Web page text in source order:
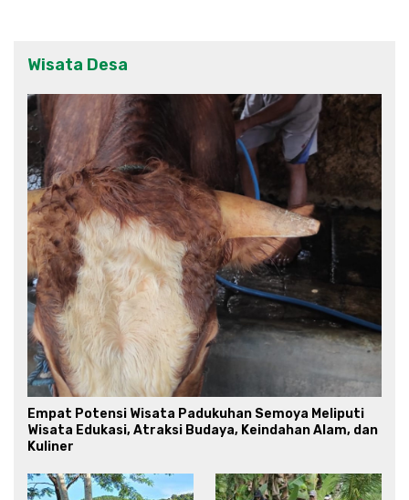
Wisata Desa
Empat Potensi Wisata Padukuhan Semoya Meliputi
Wisata Edukasi, Atraksi Budaya, Keindahan Alam, dan
Kuliner